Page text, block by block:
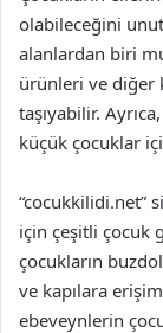
olabileceğini
alanlardan biri
ürünleri ve diğer
taşıyabilir.
küçük çocuklar
“cocukkilidi.net”
için çeşitli çocuk
çocukların
ve kapılara
ebeveynlerin